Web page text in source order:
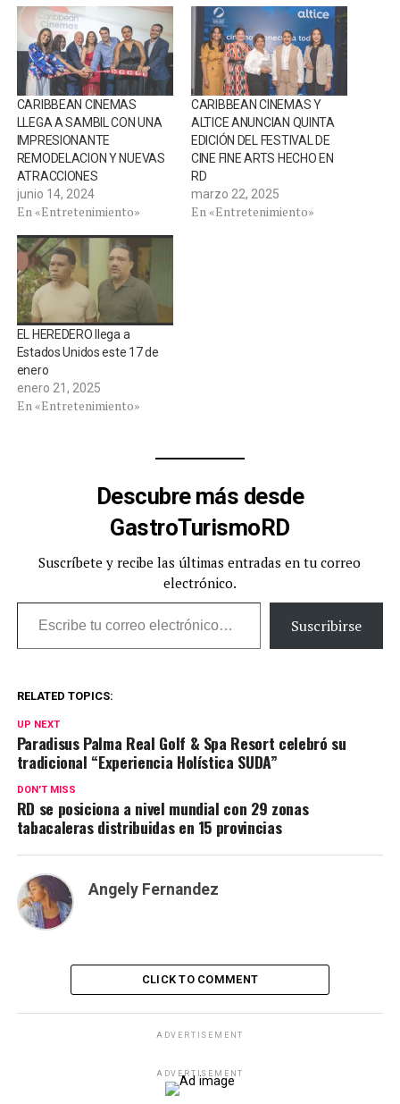
CARIBBEAN CINEMAS
LLEGA A SAMBIL CON UNA
IMPRESIONANTE
REMODELACION Y NUEVAS
ATRACCIONES
junio 14, 2024
En «Entretenimiento»
CARIBBEAN CINEMAS Y
ALTICE ANUNCIAN QUINTA
EDICIÓN DEL FESTIVAL DE
CINE FINE ARTS HECHO EN
RD
marzo 22, 2025
En «Entretenimiento»
EL HEREDERO llega a
Estados Unidos este 17 de
enero
enero 21, 2025
En «Entretenimiento»
Descubre más desde
GastroTurismoRD
Suscríbete y recibe las últimas entradas en tu correo
electrónico.
Escribe tu correo electrónico…
Suscribirse
RELATED TOPICS:
UP NEXT
Paradisus Palma Real Golf & Spa Resort celebró su
tradicional “Experiencia Holística SUDA”
DON'T MISS
RD se posiciona a nivel mundial con 29 zonas
tabacaleras distribuidas en 15 provincias
Angely Fernandez
CLICK TO COMMENT
ADVERTISEMENT
ADVERTISEMENT